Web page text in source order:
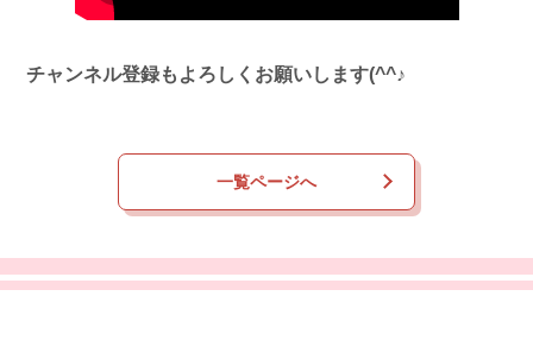
チャンネル登録もよろしくお願いします(^^♪
一覧ページへ